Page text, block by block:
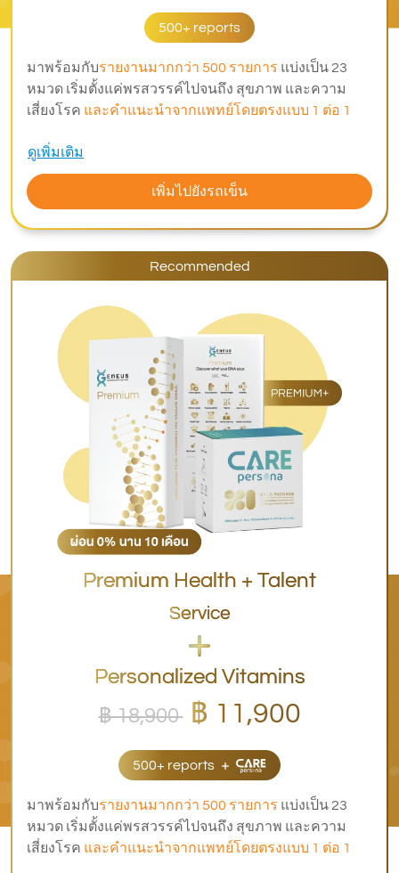
Recommended
Premium Health + Talent
Service
Personalized Vitamins
฿ 18,900 ฿ 11,900
500+ reports
มาพร้อมกับรายงานมากกว่า 500 รายการ แบ่งเป็น 23
หมวด เริ่มตั้งแค่พรสวรรค์ไปจนถึง สุขภาพ และความ
เสี่ยงโรค และคำแนะนำจากแพทย์โดยตรงแบบ 1 ต่อ 1
500+ reports
มาพร้อมกับรายงานมากกว่า 500 รายการ แบ่งเป็น 23
หมวด เริ่มตั้งแค่พรสวรรค์ไปจนถึง สุขภาพ และความ
เสี่ยงโรค และคำแนะนำจากแพทย์โดยตรงแบบ 1 ต่อ 1
ดูเพิ่มเติม
เพิ่มไปยังรถเข็น